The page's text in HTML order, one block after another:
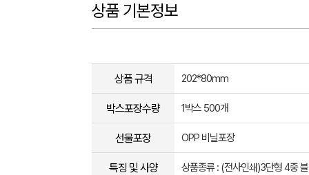
상품 기본정보
상품 규격 202*80mm
박스포장수량 1박스 500개
선물포장 OPP 비닐포장
특징 및 사양 상품종류 : (전사인쇄)3단형 4중